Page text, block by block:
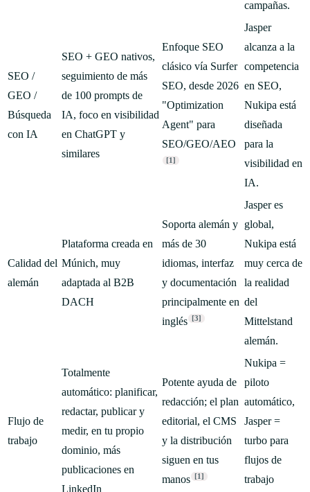
campañas.
SEO /
GEO /
Búsqueda
con IA
SEO + GEO nativos,
seguimiento de más
de 100 prompts de
IA, foco en visibilidad
en ChatGPT y
similares
Enfoque SEO
clásico vía Surfer
SEO, desde 2026
"Optimization
Agent" para
SEO/GEO/AEO
[1]
Jasper
alcanza a la
competencia
en SEO,
Nukipa está
diseñada
para la
visibilidad en
IA.
Calidad del
alemán
Plataforma creada en
Múnich, muy
adaptada al B2B
DACH
Soporta alemán y
más de 30
idiomas, interfaz
y documentación
principalmente en
inglés [3]
Jasper es
global,
Nukipa está
muy cerca de
la realidad
del
Mittelstand
alemán.
Flujo de
trabajo
Totalmente
automático: planificar,
redactar, publicar y
medir, en tu propio
dominio, más
publicaciones en
LinkedIn
Potente ayuda de
redacción; el plan
editorial, el CMS
y la distribución
siguen en tus
manos [1]
Nukipa =
piloto
automático,
Jasper =
turbo para
flujos de
trabajo